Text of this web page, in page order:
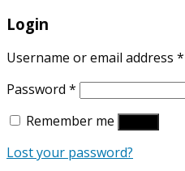
Login
Username or email address *
Password *
Remember me
Lost your password?